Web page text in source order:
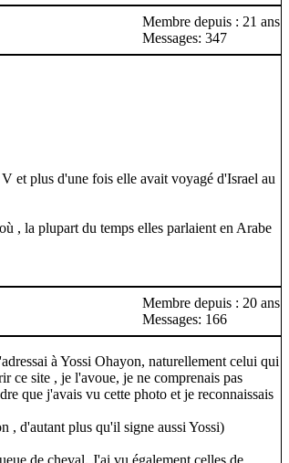
Membre depuis : 21 ans
Messages: 347
et plus d'une fois elle avait voyagé d'Israel au
, la plupart du temps elles parlaient en Arabe
Membre depuis : 20 ans
Messages: 166
à Yossi Ohayon, naturellement celui qui
ce site , je l'avoue, je ne comprenais pas
que j'avais vu cette photo et je reconnaissais
, d'autant plus qu'il signe aussi Yossi)
de cheval. J'ai vu également celles de